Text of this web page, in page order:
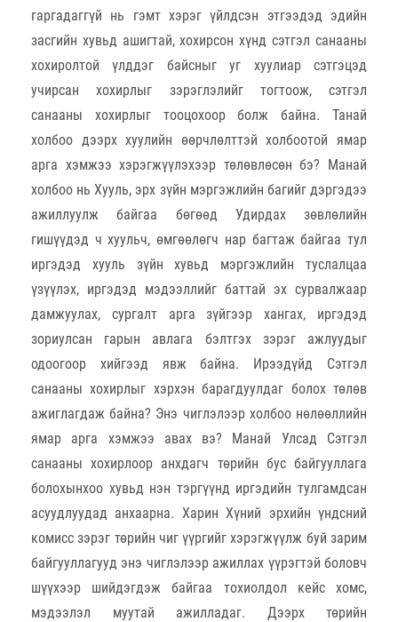
гаргадаггүй нь гэмт хэрэг үйлдсэн этгээдэд эдийн
засгийн хувьд ашигтай, хохирсон хүнд сэтгэл санааны
хохиролтой үлддэг байсныг уг хуулиар сэтгэцэд
учирсан хохирлыг зэрэглэлийг тогтоож, сэтгэл
санааны хохирлыг тооцохоор болж байна. Танай
холбоо дээрх хуулийн өөрчлөлттэй холбоотой ямар
арга хэмжээ хэрэгжүүлэхээр төлөвлөсөн бэ? Манай
холбоо нь Хууль, эрх зүйн мэргэжлийн багийг дэргэдээ
ажиллуулж байгаа бөгөөд Удирдах зөвлөлийн
гишүүдэд ч хуульч, өмгөөлөгч нар багтаж байгаа тул
иргэдэд хууль зүйн хувьд мэргэжлийн туслалцаа
үзүүлэх, иргэдэд мэдээллийг баттай эх сурвалжаар
дамжуулах, сургалт арга зүйгээр хангах, иргэдэд
зориулсан гарын авлага бэлтгэх зэрэг ажлуудыг
одоогоор хийгээд явж байна. Ирээдүйд Сэтгэл
санааны хохирлыг хэрхэн барагдуулдаг болох төлөв
ажиглагдаж байна? Энэ чиглэлээр холбоо нөлөөллийн
ямар арга хэмжээ авах вэ? Манай Улсад Сэтгэл
санааны хохирлоор анхдагч төрийн бус байгууллага
болохынхоо хувьд нэн тэргүүнд иргэдийн тулгамдсан
асуудлуудад анхаарна. Харин Хүний эрхийн үндсний
комисс зэрэг төрийн чиг үүргийг хэрэгжүүлж буй зарим
байгууллагууд энэ чиглэлээр ажиллах үүрэгтэй боловч
шүүхээр шийдэгдэж байгаа тохиолдол кейс хомс,
мэдээлэл муутай ажилладаг. Дээрх төрийн